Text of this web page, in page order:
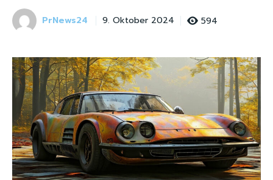
PrNews24 9. Oktober 2024 594